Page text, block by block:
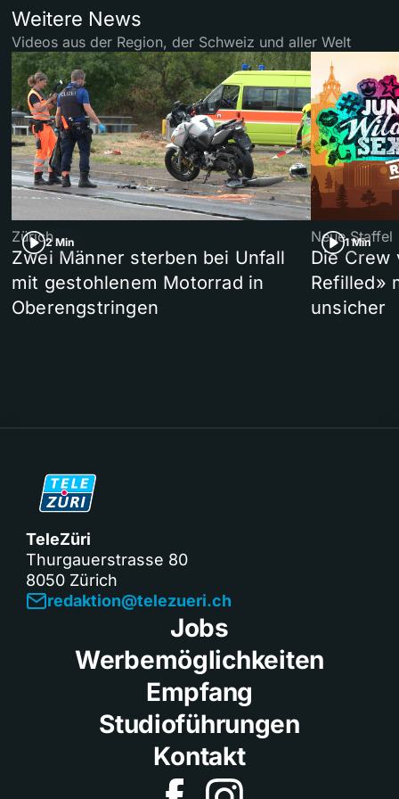
Weitere News
Videos aus der Region, der Schweiz und aller Welt
2 Min
Zürich
Zwei Männer sterben bei Unfall
mit gestohlenem Motorrad in
Oberengstringen
1 Min
Neue Staffel
Die Crew
Refilled»
unsicher
TeleZüri
Thurgauerstrasse 80
8050 Zürich
redaktion@telezueri.ch
Jobs
Werbemöglichkeiten
Empfang
Studioführungen
Kontakt